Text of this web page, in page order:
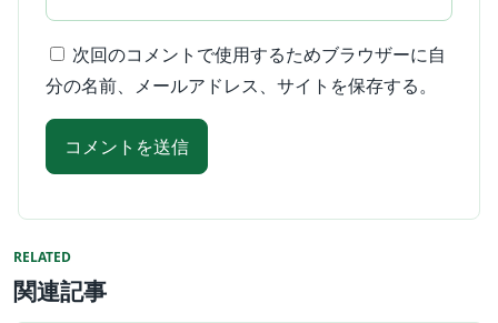
次回のコメントで使用するためブラウザーに自
分の名前、メールアドレス、サイトを保存する。
RELATED
関連記事